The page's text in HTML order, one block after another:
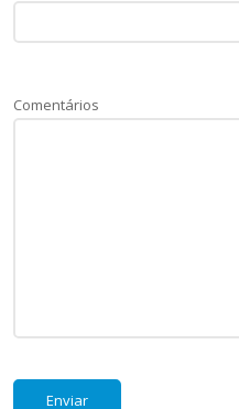
Comentários